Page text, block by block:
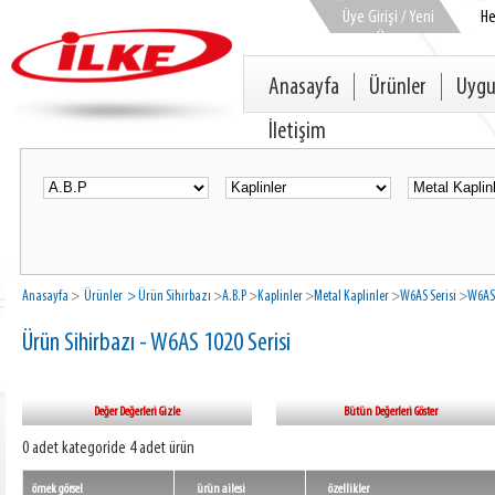
Üye Girişi / Yeni
Üye
Anasayfa Ürünler
İletişim
Anasayfa > Ürünler > Ürün Sihirbazı >A.B.P >Kaplinler >Metal Kaplinler >W6AS Serisi >
Ürün Sihirbazı - W6AS 1020 Serisi
Değer Değerleri Gizle Bütün Değerleri Göster
0 adet kategoride 4 adet ürün
örnek görsel ürün ailesi özellikler